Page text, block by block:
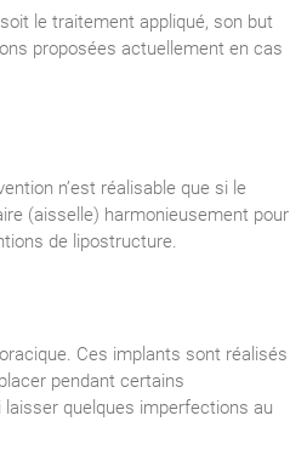
le traitement appliqué, son but
proposées actuellement en cas
n’est réalisable que si le
(aisselle) harmonieusement pour
de lipostructure.
Ces implants sont réalisés
pendant certains
quelques imperfections au